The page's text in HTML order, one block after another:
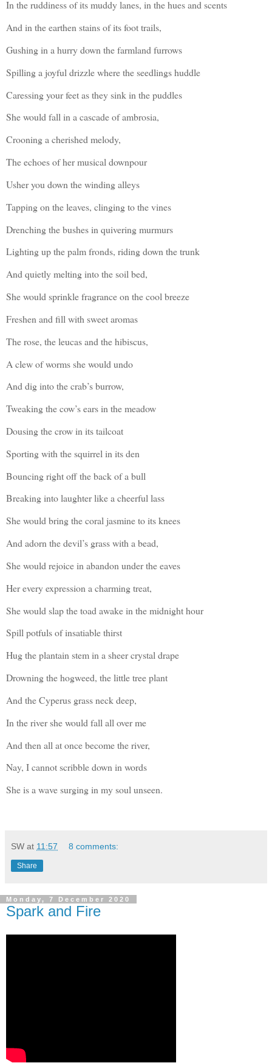
In the ruddiness of its muddy lanes, in the hues and scents
And in the earthen stains of its foot trails,
Gushing in a hurry down the farmland furrows
Spilling a joyful drizzle where the seedlings huddle
Caressing your feet as they sink in the puddles
She would fall in a cascade of ambrosia,
Crooning a cherished melody,
The echoes of her musical downpour
Usher you down the winding alleys
Tapping on the leaves, clinging to the vines
Drenching the bushes in quivering murmurs
Lighting up the palm fronds, riding down the trunk
And quietly melting into the soil bed,
She would sprinkle fragrance on the cool breeze
Freshen and fill with sweet aromas
The rose, the leucas and the hibiscus,
A clew of worms she would undo
And dig into the crab’s burrow,
Tweaking the cow’s ears in the meadow
Dousing the crow in its tailcoat
Sporting with the squirrel in its den
Bouncing right off the back of a bull
Breaking into laughter like a cheerful lass
She would bring the coral jasmine to its knees
And adorn the devil’s grass with a bead,
She would rejoice in abandon under the eaves
Her every expression a charming treat,
She would slap the toad awake in the midnight hour
Spill potfuls of insatiable thirst
Hug the plantain stem in a sheer crystal drape
Drowning the hogweed, the little tree plant
And the Cyperus grass neck deep,
In the river she would fall all over me
And then all at once become the river,
Nay, I cannot scribble down in words
She is a wave surging in my soul unseen.
SW at 11:57 8 comments:
Share
Monday, 7 December 2020
Spark and Fire